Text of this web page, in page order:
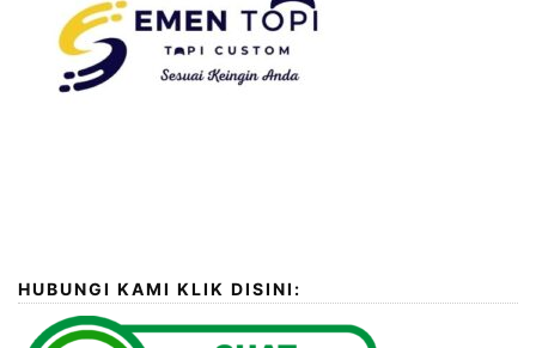
HUBUNGI KAMI KLIK DISINI: